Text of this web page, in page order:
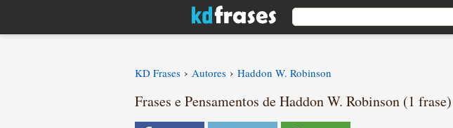
KD Frases › Autores › Haddon W. Robinson
Frases e Pensamentos de Haddon W. Robinson (1 frase)